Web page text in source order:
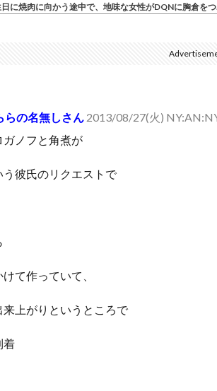
に焼肉に向かう途中で、地味な女性がDQNに胸倉をつ
女が部屋に入ってきた。もしかしてニンジャ？→スタイ
らの名無しさん 2013/08/27(火)
ガノフと角煮が
彼氏のリクエストで
て作っていて、
来上がりというところで
着